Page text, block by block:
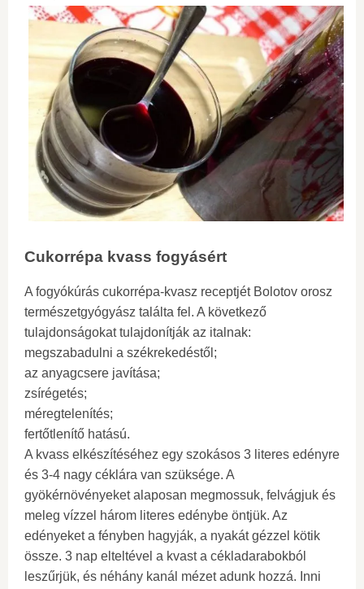
Cukorrépa kvass fogyásért
A fogyókúrás cukorrépa-kvasz receptjét Bolotov orosz
természetgyógyász találta fel. A következő
tulajdonságokat tulajdonítják az italnak:
megszabadulni a székrekedéstől;
az anyagcsere javítása;
zsírégetés;
méregtelenítés;
fertőtlenítő hatású.
A kvass elkészítéséhez egy szokásos 3 literes edényre
és 3-4 nagy céklára van szüksége. A
gyökérnövényeket alaposan megmossuk, felvágjuk és
meleg vízzel három literes edénybe öntjük. Az
edényeket a fényben hagyják, a nyakát gézzel kötik
össze. 3 nap elteltével a kvast a cékladarabokból
leszűrjük, és néhány kanál mézet adunk hozzá. Inni